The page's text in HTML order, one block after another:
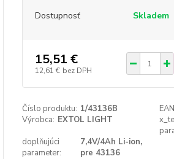
Dostupnosť Skladem
15,51 €
12,61 € bez DPH
Číslo produktu: 1/43136B
Výrobca: EXTOL LIGHT
doplňujúci
parameter:
7,4V/4Ah Li-ion,
pre 43136